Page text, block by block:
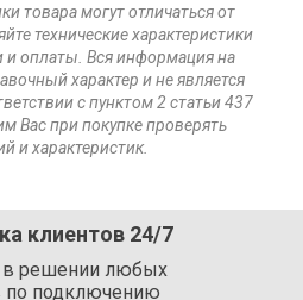
товара могут отличаться от
технические характеристики
и оплаты. Вся информация на
характер и не является
с пунктом 2 статьи 437
Вас при покупке проверять
и характеристик.
клиентов 24/7
решении любых
по подключению